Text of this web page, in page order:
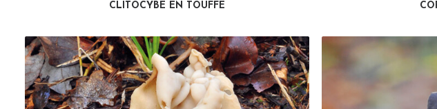
CLITOCYBE EN TOUFFE